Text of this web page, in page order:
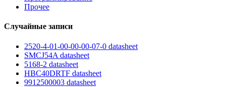
Прочее
Случайные записи
2520-4-01-00-00-00-07-0 datasheet
SMCJ54A datasheet
5168-2 datasheet
HBC40DRTF datasheet
9912500003 datasheet